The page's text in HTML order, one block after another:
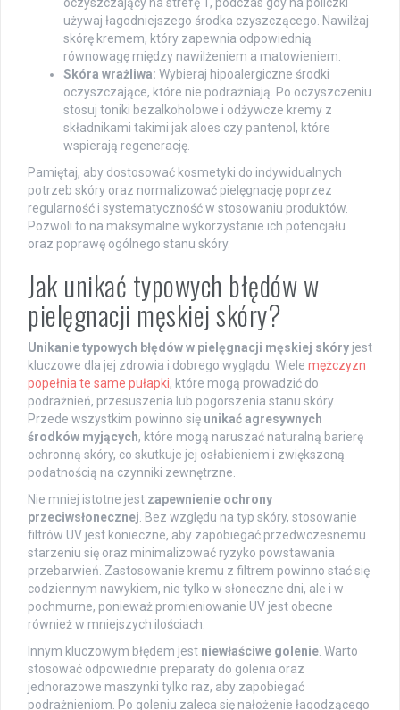
oczyszczający na strefę T, podczas gdy na policzki
używaj łagodniejszego środka czyszczącego. Nawilżaj
skórę kremem, który zapewnia odpowiednią
równowagę między nawilżeniem a matowieniem.
Skóra wrażliwa: Wybieraj hipoalergiczne środki
oczyszczające, które nie podrażniają. Po oczyszczeniu
stosuj toniki bezalkoholowe i odżywcze kremy z
składnikami takimi jak aloes czy pantenol, które
wspierają regenerację.
Pamiętaj, aby dostosować kosmetyki do indywidualnych
potrzeb skóry oraz normalizować pielęgnację poprzez
regularność i systematyczność w stosowaniu produktów.
Pozwoli to na maksymalne wykorzystanie ich potencjału
oraz poprawę ogólnego stanu skóry.
Jak unikać typowych błędów w
pielęgnacji męskiej skóry?
Unikanie typowych błędów w pielęgnacji męskiej skóry jest
kluczowe dla jej zdrowia i dobrego wyglądu. Wiele mężczyzn
popełnia te same pułapki, które mogą prowadzić do
podrażnień, przesuszenia lub pogorszenia stanu skóry.
Przede wszystkim powinno się unikać agresywnych
środków myjących, które mogą naruszać naturalną barierę
ochronną skóry, co skutkuje jej osłabieniem i zwiększoną
podatnością na czynniki zewnętrzne.
Nie mniej istotne jest zapewnienie ochrony
przeciwsłonecznej. Bez względu na typ skóry, stosowanie
filtrów UV jest konieczne, aby zapobiegać przedwczesnemu
starzeniu się oraz minimalizować ryzyko powstawania
przebarwień. Zastosowanie kremu z filtrem powinno stać się
codziennym nawykiem, nie tylko w słoneczne dni, ale i w
pochmurne, ponieważ promieniowanie UV jest obecne
również w mniejszych ilościach.
Innym kluczowym błędem jest niewłaściwe golenie. Warto
stosować odpowiednie preparaty do golenia oraz
jednorazowe maszynki tylko raz, aby zapobiegać
podrażnieniom. Po goleniu zaleca się nałożenie łagodzącego